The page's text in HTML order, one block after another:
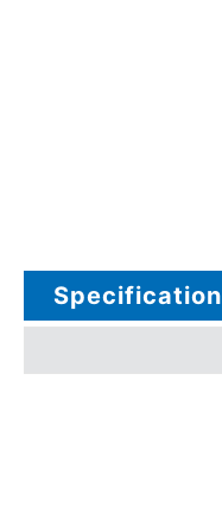
Specification